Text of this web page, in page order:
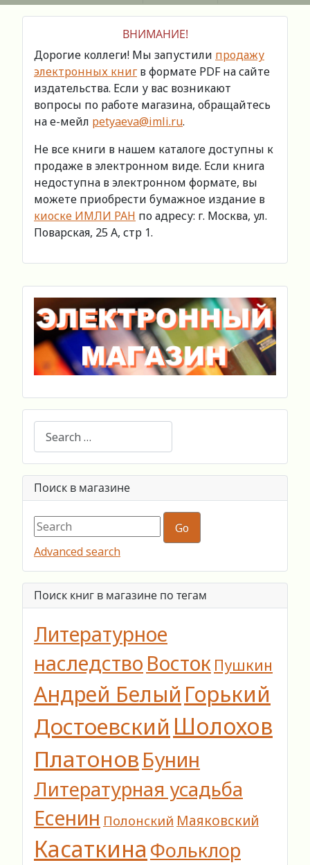
ВНИМАНИЕ!
Дорогие коллеги! Мы запустили продажу
электронных книг в формате PDF на сайте
издательства. Если у вас возникают
вопросы по работе магазина, обращайтесь
на е-мейл petyaeva@imli.ru.
Не все книги в нашем каталоге доступны к
продаже в электронном виде. Если книга
недоступна в электронном формате, вы
можете приобрести бумажное издание в
киоске ИМЛИ РАН по адресу: г. Москва, ул.
Поварская, 25 А, стр 1.
Поиск в магазине
Advanced search
Поиск книг в магазине по тегам
Литературное
наследство Восток Пушкин
Андрей Белый Горький
Достоевский Шолохов
Платонов Бунин
Литературная усадьба
Есенин Полонский Маяковский
Касаткина Фольклор